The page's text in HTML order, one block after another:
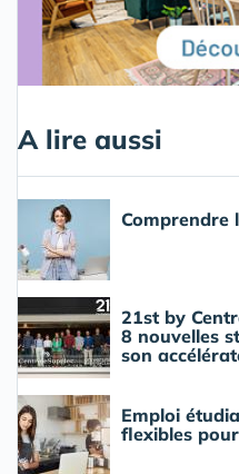
A lire aussi
Comprendre
21st by
8 nouvelles
son
Emploi
flexibles